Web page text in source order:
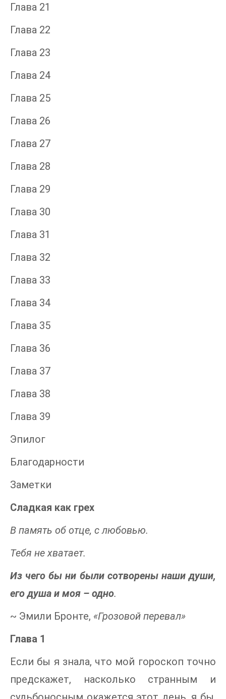
Глава 21
Глава 22
Глава 23
Глава 24
Глава 25
Глава 26
Глава 27
Глава 28
Глава 29
Глава 30
Глава 31
Глава 32
Глава 33
Глава 34
Глава 35
Глава 36
Глава 37
Глава 38
Глава 39
Эпилог
Благодарности
Заметки
Сладкая как грех
В память об отце, с любовью.
Тебя не хватает.
Из чего бы ни были сотворены наши души,
его душа и моя – одно.
~ Эмили Бронте, «Грозовой перевал»
Глава 1
Если бы я знала, что мой гороскоп точно
предскажет, насколько странным и